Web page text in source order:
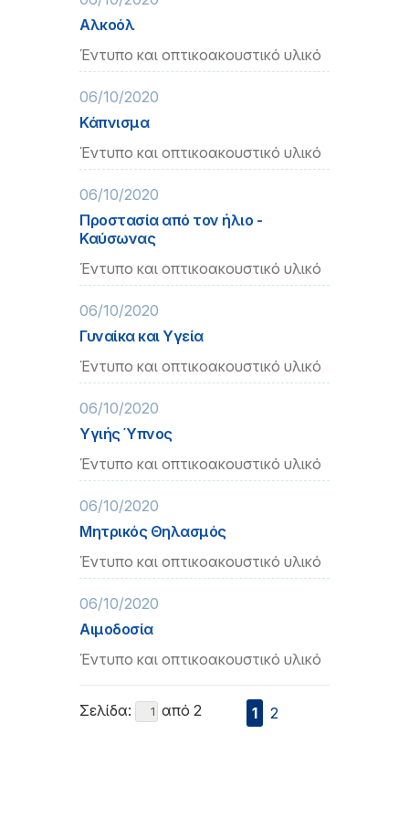
Αλκοόλ
Έντυπο και οπτικοακουστικό υλικό
06/10/2020
Κάπνισμα
Έντυπο και οπτικοακουστικό υλικό
06/10/2020
Προστασία από τον ήλιο -
Καύσωνας
Έντυπο και οπτικοακουστικό υλικό
06/10/2020
Γυναίκα και Υγεία
Έντυπο και οπτικοακουστικό υλικό
06/10/2020
Υγιής Ύπνος
Έντυπο και οπτικοακουστικό υλικό
06/10/2020
Μητρικός Θηλασμός
Έντυπο και οπτικοακουστικό υλικό
06/10/2020
Αιμοδοσία
Έντυπο και οπτικοακουστικό υλικό
Σελίδα: από 2 1 2